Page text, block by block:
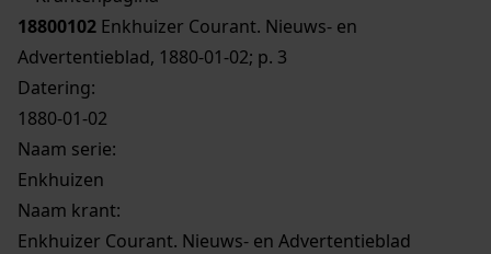
18800102 Enkhuizer Courant. Nieuws- en
Advertentieblad, 1880-01-02; p. 3
Datering:
1880-01-02
Naam serie:
Enkhuizen
Naam krant:
Enkhuizer Courant. Nieuws- en Advertentieblad